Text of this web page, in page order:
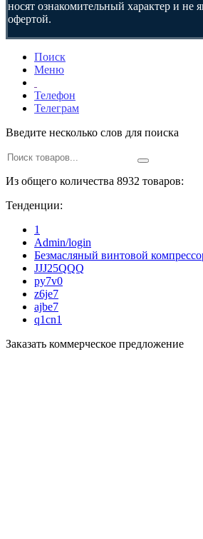
носят ознакомительный характер и не
офертой.
Поиск
Меню
Телефон
Телеграм
Введите несколько слов для поиска
Из общего количества 8932 товаров:
Тенденции:
1
Admin/login
Безмасляный винтовой
JJJ25QQQ
py7v0
z6je7
ajbe7
q1cn1
Заказать коммерческое предложение